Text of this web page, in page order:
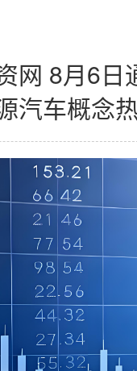
网 8月6
汽车概念